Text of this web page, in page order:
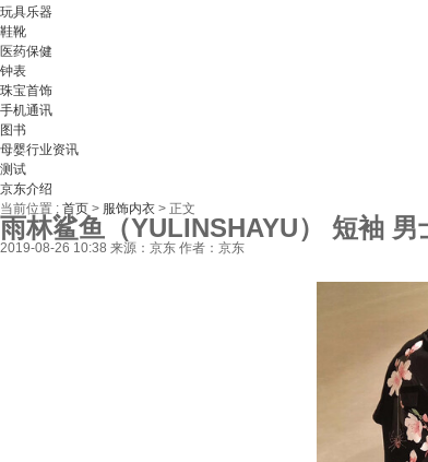
玩具乐器
鞋靴
医药保健
钟表
珠宝首饰
手机通讯
图书
母婴行业资讯
测试
京东介绍
当前位置 : 首页 > 服饰内衣 > 正文
雨林鲨鱼（YULINSHAYU） 短袖 男
2019-08-26 10:38 来源：京东 作者：京东